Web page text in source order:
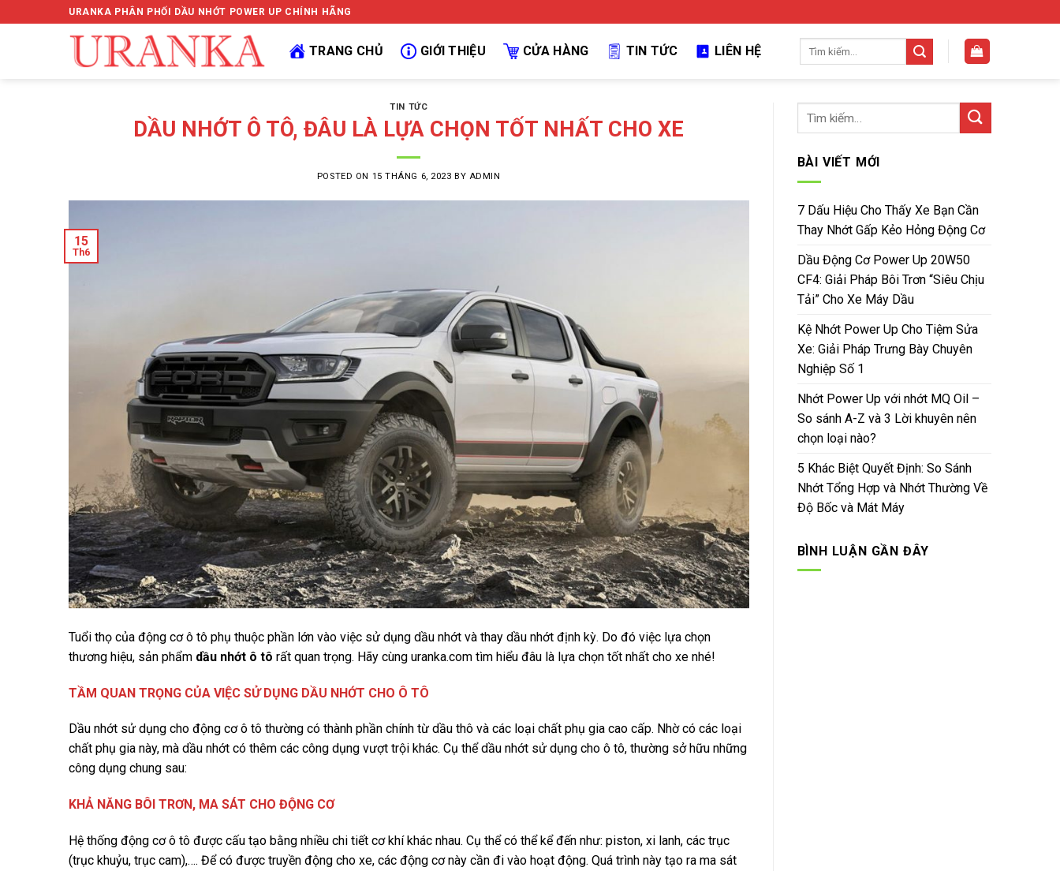
to
URANKA PHÂN PHỐI DẦU NHỚT POWER UP CHÍNH HÃNG
TRANG CHỦ GIỚI THIỆU CỬA HÀNG TIN TỨC LIÊN HỆ
TIN TỨC
DẦU NHỚT Ô TÔ, ĐÂU LÀ LỰA CHỌN TỐT NHẤT CHO XE
POSTED ON 15 THÁNG 6, 2023 BY ADMIN
15
Th6
Tuổi thọ của động cơ ô tô phụ thuộc phần lớn vào việc sử dụng dầu nhớt và thay dầu nhớt định kỳ. Do đó việc lựa chọn
thương hiệu, sản phẩm dầu nhớt ô tô rất quan trọng. Hãy cùng uranka.com tìm hiểu đâu là lựa chọn tốt nhất cho xe nhé!
TẦM QUAN TRỌNG CỦA VIỆC SỬ DỤNG DẦU NHỚT CHO Ô TÔ
Dầu nhớt sử dụng cho động cơ ô tô thường có thành phần chính từ dầu thô và các loại chất phụ gia cao cấp. Nhờ có các loại
chất phụ gia này, mà dầu nhớt có thêm các công dụng vượt trội khác. Cụ thể dầu nhớt sử dụng cho ô tô, thường sở hữu những
công dụng chung sau:
KHẢ NĂNG BÔI TRƠN, MA SÁT CHO ĐỘNG CƠ
Hệ thống động cơ ô tô được cấu tạo bằng nhiều chi tiết cơ khí khác nhau. Cụ thể có thể kể đến như: piston, xi lanh, các trục
(trục khuỷu, trục cam),…. Để có được truyền động cho xe, các động cơ này cần đi vào hoạt động. Quá trình này tạo ra ma sát
BÀI VIẾT MỚI
7 Dấu Hiệu Cho Thấy Xe Bạn Cần
Thay Nhớt Gấp Kẻo Hỏng Động Cơ
Dầu Động Cơ Power Up 20W50
CF4: Giải Pháp Bôi Trơn “Siêu Chịu
Tải” Cho Xe Máy Dầu
Kệ Nhớt Power Up Cho Tiệm Sửa
Xe: Giải Pháp Trưng Bày Chuyên
Nghiệp Số 1
Nhớt Power Up với nhớt MQ Oil –
So sánh A-Z và 3 Lời khuyên nên
chọn loại nào?
5 Khác Biệt Quyết Định: So Sánh
Nhớt Tổng Hợp và Nhớt Thường Về
Độ Bốc và Mát Máy
BÌNH LUẬN GẦN ĐÂY